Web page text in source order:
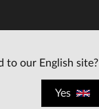
to our English site?
Yes